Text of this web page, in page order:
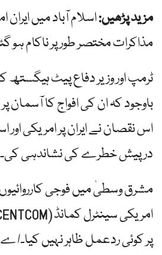
مزید پڑھیں:اسلام آباد میں ایران
مذاکرات مختصر طور پر ناکام ہو
ٹرمپ اور وزیر دفاع پیٹ
باوجود کہ ان کی افواج کا آسمان
اس نقصان نے ایران پر امریکی اور
درپیش خطرے کی نشاندہی کی۔
مشرق وسطیٰ میں فوجی
پر کوئی ردعمل ظاہر نہیں کیا۔اے